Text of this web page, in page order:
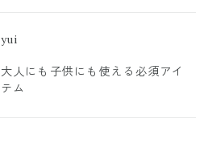
yui
大人にも子供にも使える必須アイ
テム